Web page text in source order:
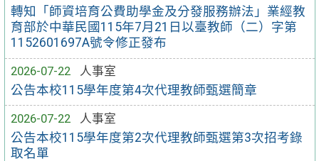
轉知「師資培育公費助學金及分發服務辦法」業經教
育部於中華民國115年7月21日以臺教師（二）字第
1152601697A號令修正發布
2026-07-22
人事室
公告本校115學年度第4次代理教師甄選簡章
2026-07-22
人事室
公告本校115學年度第2次代理教師甄選第3次招考錄
取名單